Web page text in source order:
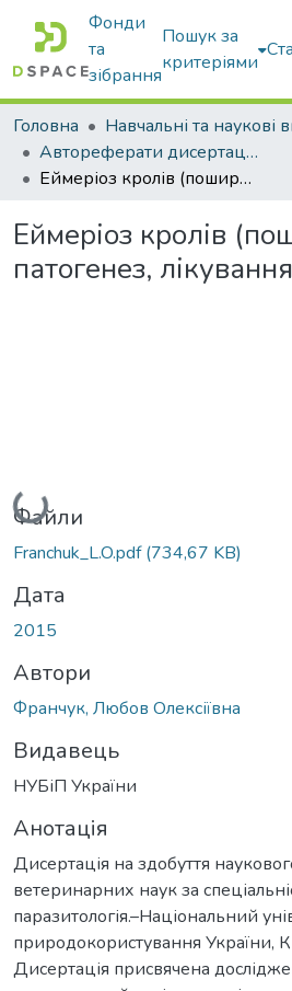
Фонди
та
зібрання
Пошук за
критеріями
Головна
Автореферати дисертацій та дисертації
Еймеріоз кролів (поширення, патогенез, лікування)
Еймеріоз кролів
патогенез,
Вантажиться...
Файли
Franchuk_L.O.pdf(734,67 KB)
Дата
2015
Автори
Франчук, Любов Олексіївна
Видавець
НУБіП України
Анотація
Дисертація на здобуття
ветеринарних наук за
паразитологія.–Національний
природокористування України,
Дисертація присвячена